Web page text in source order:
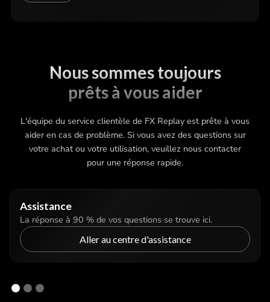
Nous sommes toujours
prêts à vous aider
L'équipe du service clientèle de FX Replay est prête à vous
aider en cas de problème. Si vous avez des questions sur
votre achat ou votre utilisation, veuillez nous contacter
pour une réponse rapide.
Assistance
La réponse à 90 % de vos questions se trouve ici.
Aller au centre d'assistance